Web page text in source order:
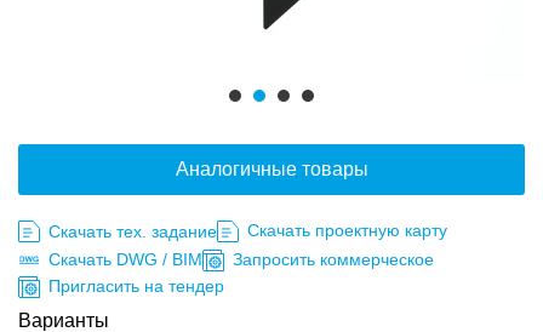
Аналогичные товары
Скачать тех. задание
Скачать проектную карту
Скачать DWG / BIM
Запросить коммерческое
Пригласить на тендер
Варианты